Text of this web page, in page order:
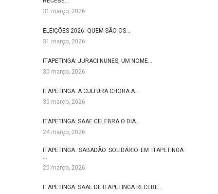
31 março, 2026
ELEIÇÕES 2026: QUEM SÃO OS…
31 março, 2026
ITAPETINGA: JURACI NUNES, UM NOME…
30 março, 2026
ITAPETINGA: A CULTURA CHORA A…
30 março, 2026
ITAPETINGA: SAAE CELEBRA O DIA…
24 março, 2026
ITAPETINGA: SABADÃO SOLIDÁRIO EM ITAPETINGA:
…
20 março, 2026
ITAPETINGA: SAAE DE ITAPETINGA RECEBE…